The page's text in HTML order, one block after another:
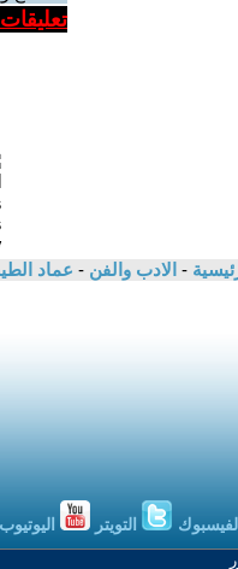
- الادب والفن - عماد
الفيسبوك التويتر اليوتيوب